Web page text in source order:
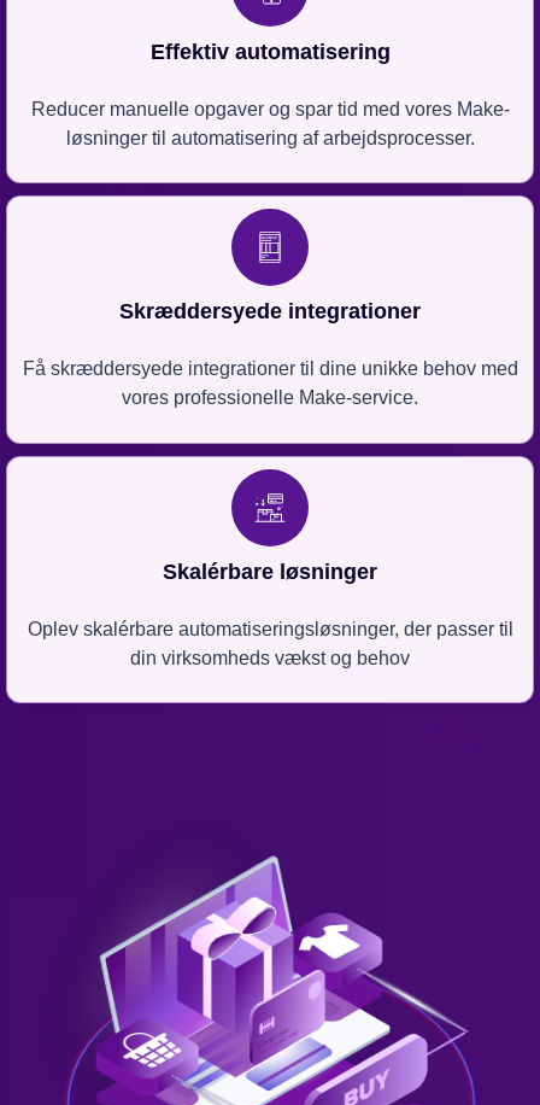
Effektiv automatisering
Reducer manuelle opgaver og spar tid med vores Make-
løsninger til automatisering af arbejdsprocesser.
Skræddersyede integrationer
Få skræddersyede integrationer til dine unikke behov med
vores professionelle Make-service.
Skalérbare løsninger
Oplev skalérbare automatiseringsløsninger, der passer til
din virksomheds vækst og behov